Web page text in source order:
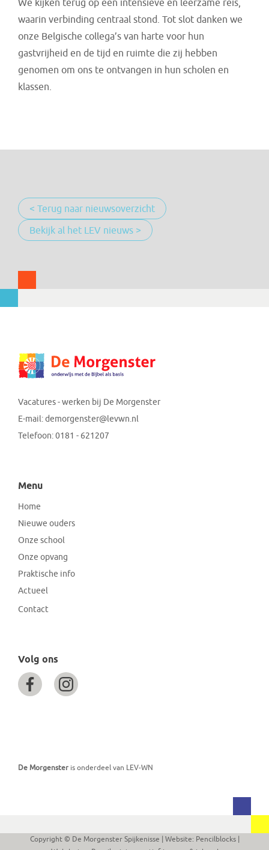
We kijken terug op een intensieve en leerzame reis,
waarin verbinding centraal stond. Tot slot danken we
onze Belgische collega’s van harte voor hun
gastvrijheid en de tijd en ruimte die zij hebben
genomen om ons te ontvangen in hun scholen en
klassen.
< Terug naar nieuwsoverzicht
Bekijk al het LEV nieuws >
Vacatures - werken bij De Morgenster
E-mail:demorgenster@levwn.nl
Telefoon:0181 - 621207
Menu
Home
Nieuwe ouders
Onze school
Onze opvang
Praktische info
Actueel
Contact
Volg ons
De Morgenster is onderdeel van LEV-WN
Copyright © De Morgenster Spijkenisse | Website: Pencilblocks|